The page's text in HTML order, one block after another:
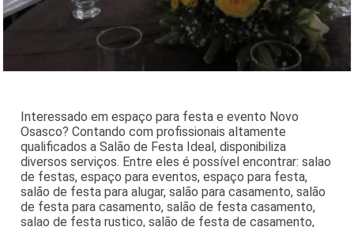
Interessado em espaço para festa e evento Novo
Osasco? Contando com profissionais altamente
qualificados a Salão de Festa Ideal, disponibiliza
diversos serviços. Entre eles é possível encontrar: salao
de festas, espaço para eventos, espaço para festa,
salão de festa para alugar, salão para casamento, salão
de festa para casamento, salão de festa casamento,
salao de festa rustico, salão de festa de casamento,